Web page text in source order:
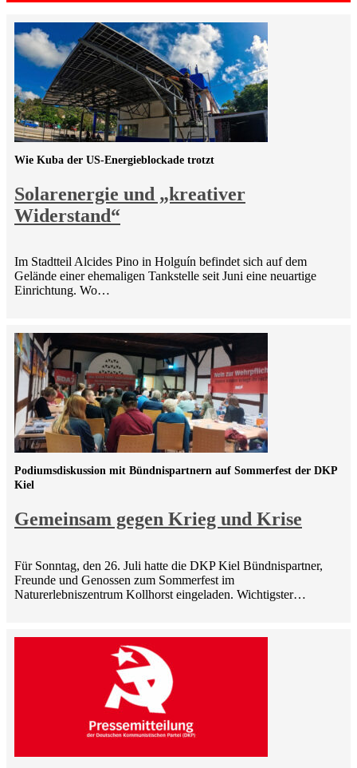
Solarenergie und „kreativer
Widerstand“
Wie Kuba der US-Energieblockade trotzt
Im Stadtteil Alcides Pino in Holguín befindet sich auf dem
Gelände einer ehemaligen Tankstelle seit Juni eine neuartige
Einrichtung. Wo…
Gemeinsam gegen Krieg und Krise
Podiumsdiskussion mit Bündnispartnern auf Sommerfest der DKP
Kiel
Für Sonntag, den 26. Juli hatte die DKP Kiel Bündnispartner,
Freunde und Genossen zum Sommerfest im
Naturerlebniszentrum Kollhorst eingeladen. Wichtigster…